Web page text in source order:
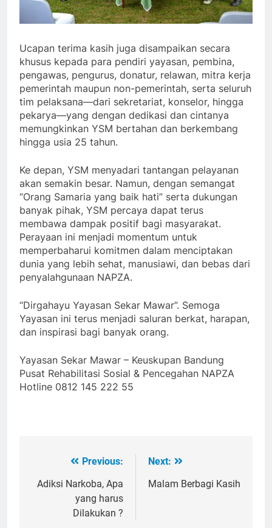
Ucapan terima kasih juga disampaikan secara
khusus kepada para pendiri yayasan, pembina,
pengawas, pengurus, donatur, relawan, mitra kerja
pemerintah maupun non-pemerintah, serta seluruh
tim pelaksana—dari sekretariat, konselor, hingga
pekarya—yang dengan dedikasi dan cintanya
memungkinkan YSM bertahan dan berkembang
hingga usia 25 tahun.
Ke depan, YSM menyadari tantangan pelayanan
akan semakin besar. Namun, dengan semangat
“Orang Samaria yang baik hati” serta dukungan
banyak pihak, YSM percaya dapat terus
membawa dampak positif bagi masyarakat.
Perayaan ini menjadi momentum untuk
memperbaharui komitmen dalam menciptakan
dunia yang lebih sehat, manusiawi, dan bebas dari
penyalahgunaan NAPZA.
“Dirgahayu Yayasan Sekar Mawar”. Semoga
Yayasan ini terus menjadi saluran berkat, harapan,
dan inspirasi bagi banyak orang.
Yayasan Sekar Mawar – Keuskupan Bandung
Pusat Rehabilitasi Sosial & Pencegahan NAPZA
Hotline 0812 145 222 55
navigation
Previous:
Adiksi Narkoba, Apa
yang harus
Dilakukan ?
Next:
Malam Berbagi Kasih